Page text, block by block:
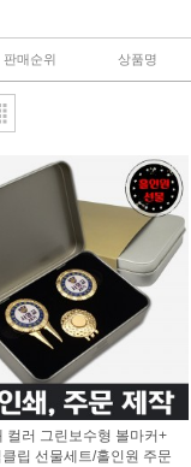
판매순위 상품명
컬러 그린보수형 볼마커+
립 선물세트/홀인원 주문